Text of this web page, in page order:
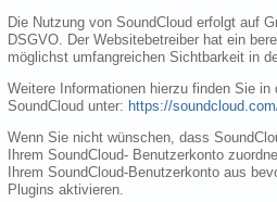
Die Nutzung von SoundCloud erfolgt auf
DSGVO. Der Websitebetreiber hat ein
möglichst umfangreichen Sichtbarkeit in
Weitere Informationen hierzu finden Sie
SoundCloud unter: https://
Wenn Sie nicht wünschen, dass
Ihrem SoundCloud- Benutzerkonto
Ihrem SoundCloud-Benutzerkonto aus
Plugins aktivieren.